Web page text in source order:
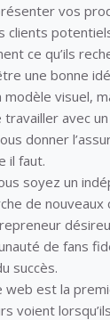
vos
clients
ce qu’ils
une bonne
modèle visuel,
travailler avec
donner
il faut.
soyez un
de nouveaux
de fans
succès.
web est la
voient